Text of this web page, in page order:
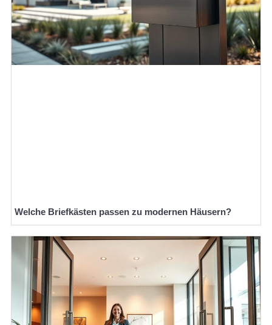
Welche Briefkästen passen zu modernen Häusern?